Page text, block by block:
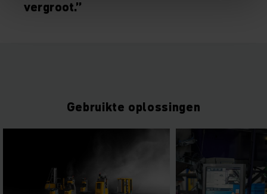
vergroot.”
Gebruikte oplossingen